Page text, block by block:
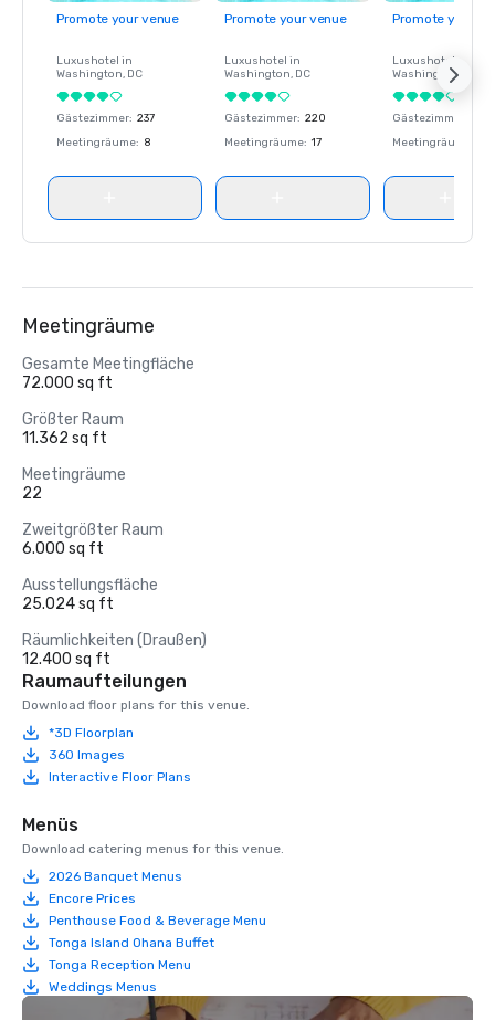
Promote your venue
Luxushotel in
Washington, DC
Gästezimmer: 237
Meetingräume: 8
Promote your venue
Luxushotel in
Washington, DC
Gästezimmer: 220
Meetingräume: 17
Promote your
Luxushotel in
Washington
Gästezimmer
Meetingräume
Meetingräume
Gesamte Meetingfläche
72.000 sq ft
Größter Raum
11.362 sq ft
Meetingräume
22
Zweitgrößter Raum
6.000 sq ft
Ausstellungsfläche
25.024 sq ft
Räumlichkeiten (Draußen)
12.400 sq ft
Raumaufteilungen
Download floor plans for this venue.
*3D Floorplan
360 Images
Interactive Floor Plans
Menüs
Download catering menus for this venue.
2026 Banquet Menus
Encore Prices
Penthouse Food & Beverage Menu
Tonga Island Ohana Buffet
Tonga Reception Menu
Weddings Menus